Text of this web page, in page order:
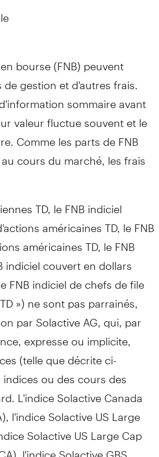
bourse (FNB) peuvent
gestion et d'autres frais.
sommaire avant
valeur fluctue souvent et le
Comme les parts de FNB
cours du marché, les frais
TD, le FNB indiciel
américaines TD, le FNB
américaines TD, le FNB
indiciel couvert en dollars
FNB indiciel de chefs de file
») ne sont pas parrainés,
par Solactive AG, qui, par
expresse ou implicite,
(telle que décrite ci-
ou des cours des
L'indice Solactive Canada
l'indice Solactive US Large
Solactive US Large Cap
l'indice Solactive GBS